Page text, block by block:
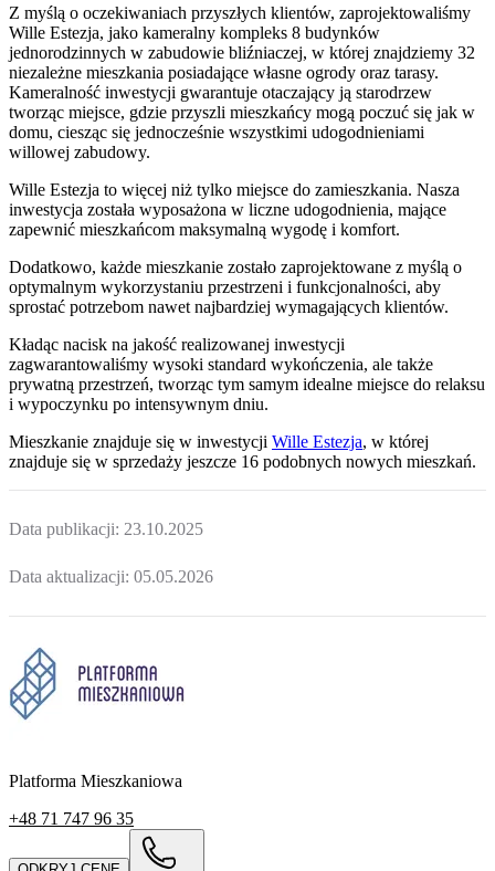
Z myślą o oczekiwaniach przyszłych klientów, zaprojektowaliśmy
Wille Estezja, jako kameralny kompleks 8 budynków
jednorodzinnych w zabudowie bliźniaczej, w której znajdziemy 32
niezależne mieszkania posiadające własne ogrody oraz tarasy.
Kameralność inwestycji gwarantuje otaczający ją starodrzew
tworząc miejsce, gdzie przyszli mieszkańcy mogą poczuć się jak w
domu, ciesząc się jednocześnie wszystkimi udogodnieniami
willowej zabudowy.
Wille Estezja to więcej niż tylko miejsce do zamieszkania. Nasza
inwestycja została wyposażona w liczne udogodnienia, mające
zapewnić mieszkańcom maksymalną wygodę i komfort.
Dodatkowo, każde mieszkanie zostało zaprojektowane z myślą o
optymalnym wykorzystaniu przestrzeni i funkcjonalności, aby
sprostać potrzebom nawet najbardziej wymagających klientów.
Kładąc nacisk na jakość realizowanej inwestycji
zagwarantowaliśmy wysoki standard wykończenia, ale także
prywatną przestrzeń, tworząc tym samym idealne miejsce do relaksu
i wypoczynku po intensywnym dniu.
Mieszkanie znajduje się w inwestycji Wille Estezja, w której
znajduje się w sprzedaży jeszcze 16 podobnych nowych mieszkań.
Data publikacji: 23.10.2025
Data aktualizacji: 05.05.2026
Platforma Mieszkaniowa
+48 71 747 96 35